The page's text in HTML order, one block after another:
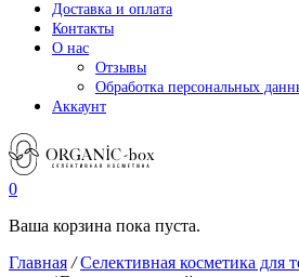
Доставка и оплата
Контакты
О нас
Отзывы
Обработка персональных
Аккаунт
0
Ваша корзина пока пуста.
Главная /Селективная косметика для